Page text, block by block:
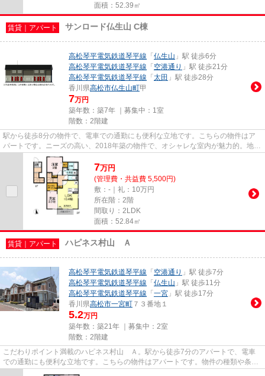
面積：52.39㎡
賃貸｜アパート サンロード仏生山 C棟
高松琴平電気鉄道琴平線 「 仏生山 」駅 徒歩6分
高松琴平電気鉄道琴平線 「 空港通り 」駅 徒歩21分
高松琴平電気鉄道琴平線 「 太田 」駅 徒歩28分
香川県高松市仏生山町甲
7万円
築年数：築7年 ｜募集中： 1室
階数：2階建
駅から徒歩8分の物件で、電車での通勤にも便利な立地です。こちらの物件はア
パートです。ニーズの高い、2018年築の物件で、オシャレな室内が魅力的。地域
の物件情報を数多く集めました...
7万円
(管理費・共益費 5,500円)
敷：-｜礼：10万円
所在階：2階
間取り：2LDK
面積：52.84㎡
賃貸｜アパート ハピネス村山 Ａ
高松琴平電気鉄道琴平線 「 空港通り 」駅 徒歩7分
高松琴平電気鉄道琴平線 「 仏生山 」駅 徒歩11分
高松琴平電気鉄道琴平線 「 一宮 」駅 徒歩17分
香川県高松市一宮町 ７３番地１
5.2万円
築年数：築21年 ｜募集中： 2室
階数：2階建
こだわりポイント満載のハピネス村山 Ａ。駅から徒歩7分のアパートで、電車
での通勤にも便利な立地です。こちらの物件はアパートです。物件の種類や条件